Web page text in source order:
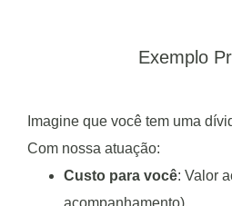
Exemplo
Imagine que você tem uma
Com nossa atuação:
Custo para você: Valor
acompanhamento).